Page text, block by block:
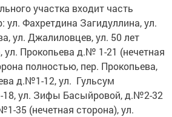
участка входит часть
ул. Фахретдина Загидуллина, ул.
ул. Джалиловцев, ул. 50 лет
Прокопьева д.№ 1-21 (нечетная
полностью, пер. Прокопьева,
д.№1-12, ул. Гульсум
ул. Зифы Басыйровой, д.№2-32
35 (нечетная сторона), ул.